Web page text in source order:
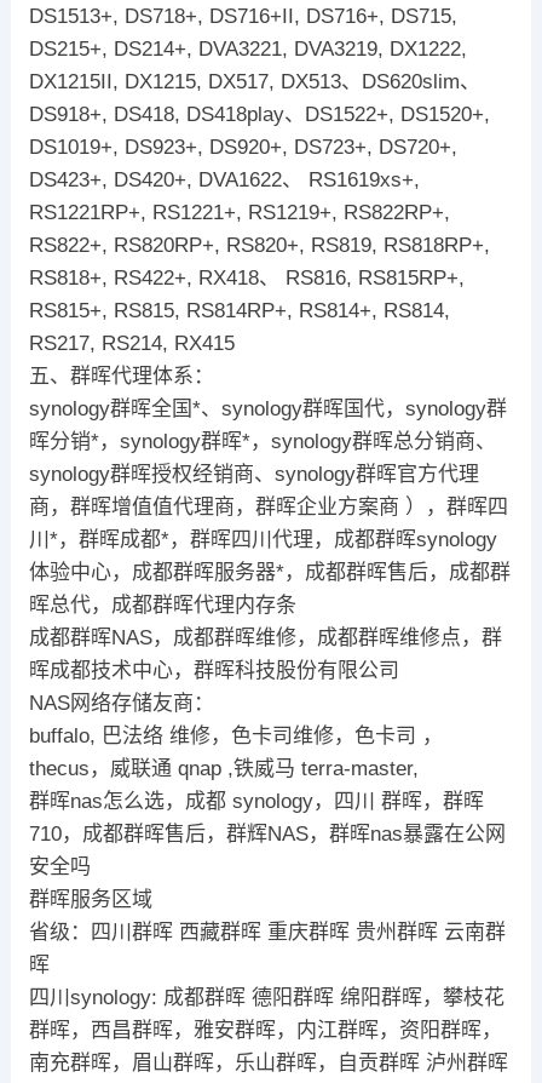
DS1513+, DS718+, DS716+II, DS716+, DS715,
DS215+, DS214+, DVA3221, DVA3219, DX1222,
DX1215II, DX1215, DX517, DX513、DS620slim、
DS918+, DS418, DS418play、DS1522+, DS1520+,
DS1019+, DS923+, DS920+, DS723+, DS720+,
DS423+, DS420+, DVA1622、 RS1619xs+,
RS1221RP+, RS1221+, RS1219+, RS822RP+,
RS822+, RS820RP+, RS820+, RS819, RS818RP+,
RS818+, RS422+, RX418、 RS816, RS815RP+,
RS815+, RS815, RS814RP+, RS814+, RS814,
RS217, RS214, RX415
五、群晖代理体系：
synology群晖全国*、synology群晖国代，synology群
晖分销*，synology群晖*，synology群晖总分销商、
synology群晖授权经销商、synology群晖官方代理
商，群晖增值值代理商，群晖企业方案商 ），群晖四
川*，群晖成都*，群晖四川代理，成都群晖synology
体验中心，成都群晖服务器*，成都群晖售后，成都群
晖总代，成都群晖代理内存条
成都群晖NAS，成都群晖维修，成都群晖维修点，群
晖成都技术中心，群晖科技股份有限公司
NAS网络存储友商：
buffalo, 巴法络 维修，色卡司维修，色卡司 ，
thecus，威联通 qnap ,铁威马 terra-master,
群晖nas怎么选，成都 synology，四川 群晖，群晖
710，成都群晖售后，群辉NAS，群晖nas暴露在公网
安全吗
群晖服务区域
省级：四川群晖 西藏群晖 重庆群晖 贵州群晖 云南群
晖
四川synology: 成都群晖 德阳群晖 绵阳群晖，攀枝花
群晖，西昌群晖，雅安群晖，内江群晖，资阳群晖，
南充群晖，眉山群晖，乐山群晖，自贡群晖 泸州群晖